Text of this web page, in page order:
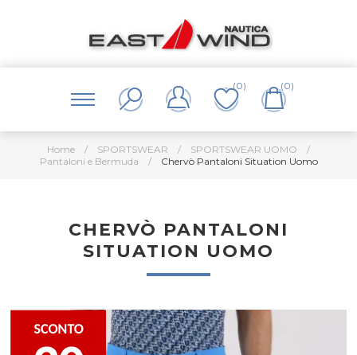
(0) (0)
Home / SPORTSWEAR / SPORTSWEAR UOMO
/
Pantaloni e Bermuda
/ Chervò Pantaloni Situation Uomo
CHERVÒ PANTALONI
SITUATION UOMO